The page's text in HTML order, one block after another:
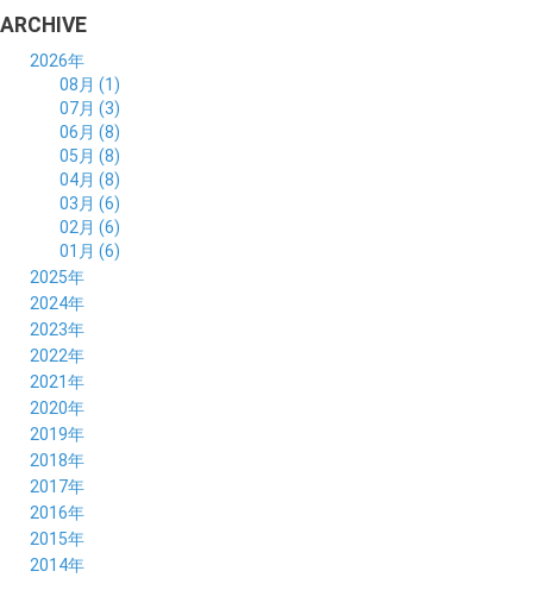
ARCHIVE
2026年
08月 (1)
07月 (3)
06月 (8)
05月 (8)
04月 (8)
03月 (6)
02月 (6)
01月 (6)
2025年
12月 (5)
11月 (3)
10月 (6)
09月 (5)
08月 (6)
07月 (4)
06月 (7)
05月 (6)
04月 (8)
03月 (6)
02月 (5)
01月 (7)
2024年
12月 (4)
11月 (8)
10月 (6)
09月 (7)
08月 (8)
07月 (5)
06月 (6)
05月 (4)
04月 (7)
03月 (6)
02月 (5)
2023年
12月 (3)
11月 (6)
10月 (6)
09月 (6)
08月 (8)
07月 (8)
06月 (8)
05月 (9)
04月 (8)
03月 (8)
2022年
12月 (12)
11月 (6)
10月 (5)
09月 (7)
08月 (5)
07月 (3)
06月 (5)
05月 (7)
04月 (6)
2021年
12月 (5)
11月 (5)
10月 (6)
09月 (5)
08月 (11)
07月 (5)
06月 (6)
05月 (6)
2020年
12月 (3)
11月 (6)
10月 (5)
09月 (8)
08月 (6)
07月 (7)
06月 (6)
2019年
12月 (7)
11月 (4)
10月 (8)
09月 (4)
08月 (7)
07月 (3)
2018年
12月 (8)
11月 (7)
10月 (8)
09月 (5)
08月 (7)
2017年
12月 (6)
11月 (6)
10月 (5)
2016年
12月 (8)
11月 (4)
2015年
12月 (8)
2014年